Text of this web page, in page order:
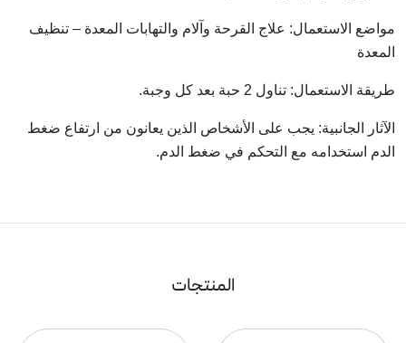
مواضع الاستعمال: علاج القرحة وآلام والتهابات المعدة – تنظيف
المعدة
طريقة الاستعمال: تناول 2 حبة بعد كل وجبة.
الآثار الجانبية: يجب على الأشخاص الذين يعانون من ارتفاع ضغط
الدم استخدامه مع التحكم في ضغط الدم.
المنتجات